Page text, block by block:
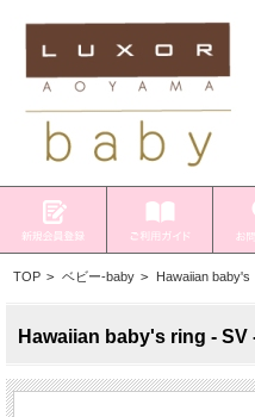
TOP > ベビー-baby > Hawaiian baby's
Hawaiian baby's ring - SV